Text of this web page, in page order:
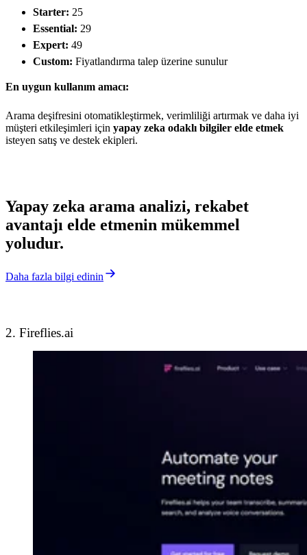
Starter: 25
Essential: 29
Expert: 49
Custom: Fiyatlandırma talep üzerine sunulur
En uygun kullanım amacı:
Arama deşifresini otomatikleştirmek, verimliliği artırmak ve daha iyi
müşteri etkileşimleri için yapay zeka odaklı bilgiler elde etmek
isteyen satış ve destek ekipleri.
Yapay zeka arama analizi, rekabet
avantajı elde etmenin mükemmel
yoludur.
Daha fazla bilgi edinin
2. Fireflies.ai